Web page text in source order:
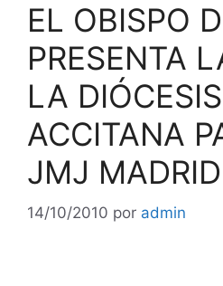
EL OBISPO
PRESENTA
LA DIÓCESIS
ACCITANA
JMJ
14/10/2010 por admin